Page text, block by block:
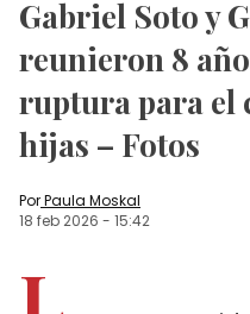
Gabriel Soto y
reunieron 8
ruptura para el
hijas – Fotos
PorPaula Moskal
18 feb 2026 - 15:42